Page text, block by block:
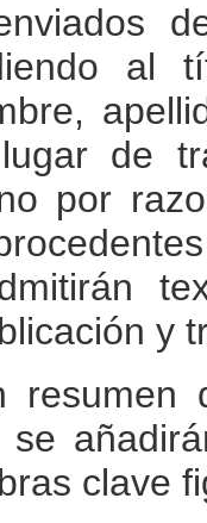
al
de
por
y
resumen
se
clave